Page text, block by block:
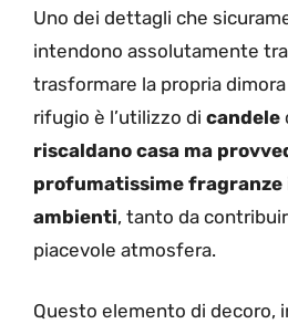
Uno dei dettagli che
intendono assolutamente
trasformare la propria
rifugio è l’utilizzo di candele
riscaldano casa ma
profumatissime
ambienti, tanto da
piacevole atmosfera.
Questo elemento di decoro,